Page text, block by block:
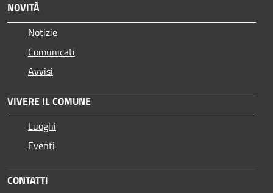
NOVITÀ
Notizie
Comunicati
Avvisi
VIVERE IL COMUNE
Luoghi
Eventi
CONTATTI